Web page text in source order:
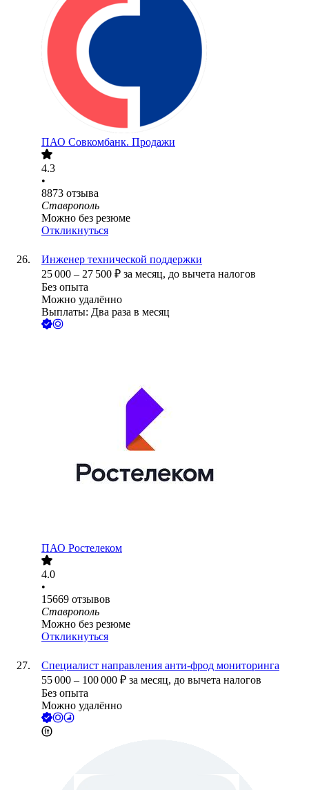
ПАО Совкомбанк. Продажи
4.3
•
8873 отзыва
Ставрополь
Можно без резюме
Откликнуться
Инженер технической поддержки
25 000 – 27 500 ₽ за месяц, до вычета налогов
Без опыта
Можно удалённо
Выплаты: Два раза в месяц
ПАО Ростелеком
4.0
•
15669 отзывов
Ставрополь
Можно без резюме
Откликнуться
Специалист направления анти-фрод мониторинга
55 000 – 100 000 ₽ за месяц, до вычета налогов
Без опыта
Можно удалённо